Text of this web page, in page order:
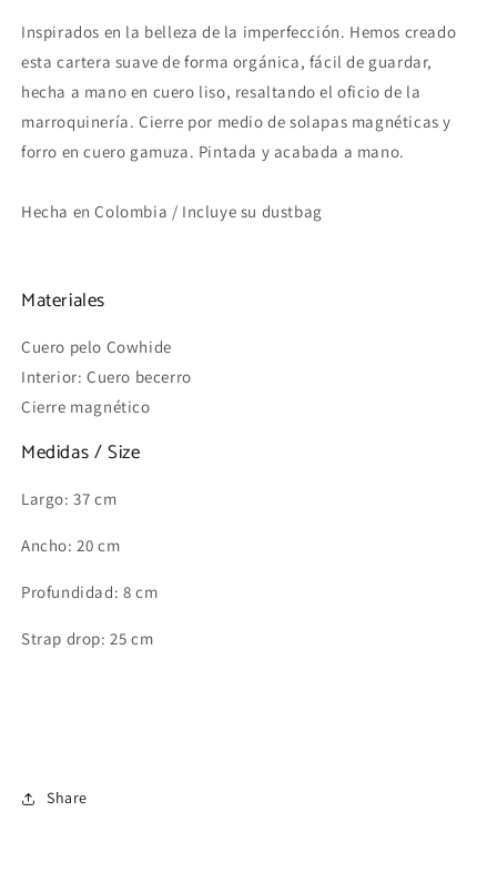
Inspirados en la belleza de la imperfección. Hemos creado
esta cartera suave de forma orgánica, fácil de guardar,
hecha a mano en cuero liso, resaltando el oficio de la
marroquinería. Cierre por medio de solapas magnéticas y
forro en cuero gamuza. Pintada y acabada a mano.
Hecha en Colombia / Incluye su dustbag
Materiales
Cuero pelo Cowhide
Interior: Cuero becerro
Cierre magnético
Medidas / Size
Largo: 37 cm
Ancho: 20 cm
Profundidad: 8 cm
Strap drop: 25 cm
Share